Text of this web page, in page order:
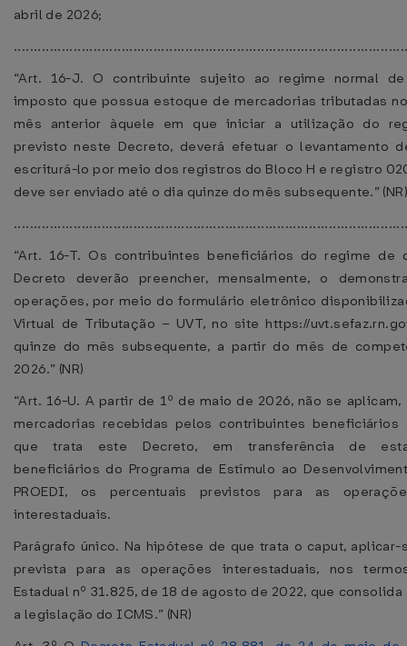
abril de 2026;
“Art. 16-J. O contribuinte sujeito ao regime normal
imposto que possua estoque de mercadorias tributadas
mês anterior àquele em que iniciar a utilização do
previsto neste Decreto, deverá efetuar o levantamento
escriturá-lo por meio dos registros do Bloco H e registro
deve ser enviado até o dia quinze do mês subsequente.”
“Art. 16-T. Os contribuintes beneficiários do regime de
Decreto deverão preencher, mensalmente, o
operações, por meio do formulário eletrônico
Virtual de Tributação – UVT, no site https://
quinze do mês subsequente, a partir do mês de
2026.” (NR)
“Art. 16-U. A partir de 1º de maio de 2026, não se
mercadorias recebidas pelos contribuintes
que trata este Decreto, em transferência de
beneficiários do Programa de Estímulo ao
PROEDI, os percentuais previstos para as
interestaduais.
Parágrafo único. Na hipótese de que trata o caput,
prevista para as operações interestaduais, nos
Estadual nº 31.825, de 18 de agosto de 2022, que
a legislação do ICMS.” (NR)